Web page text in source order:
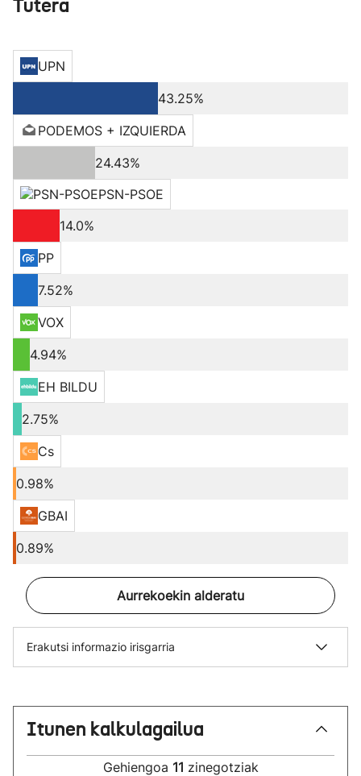
Tutera
UPN
43.25%
PODEMOS + IZQUIERDA
24.43%
PSN-PSOE
14.0%
PP
7.52%
VOX
4.94%
EH BILDU
2.75%
Cs
0.98%
GBAI
0.89%
Aurrekoekin alderatu
Erakutsi informazio irisgarria
Itunen kalkulagailua
Gehiengoa 11 zinegotziak